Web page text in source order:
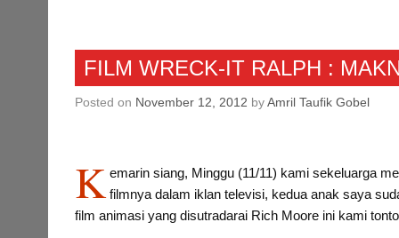
Rekomendasi
FILM WRECK-IT RALPH :
Posted on November 12, 2012 byAmril Taufik Gobel
K emarin siang, Minggu (11/11) kami sekeluarga
filmnya dalam iklan televisi, kedua anak saya
film animasi yang disutradarai Rich Moore ini kami